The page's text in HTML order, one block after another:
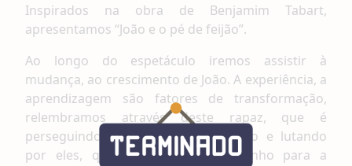
Inspirados na obra de Benjamim Tabart,
apresentamos “João e o pé de feijão”.
Ao longo do espetáculo iremos assistir à
mudança, ao crescimento de João. A experiência, a
aprendizagem são fatores de transformação,
relembramos através deste rapaz, que é
perseguindo os sonhos, trabalhando e lutando
por eles, que se constrói o caminho para a